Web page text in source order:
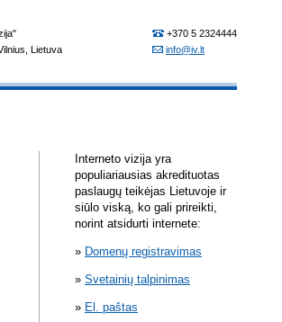
Interneto vizija yra
populiariausias akredituotas
paslaugų teikėjas Lietuvoje ir
siūlo viską, ko gali prireikti,
norint atsidurti internete:
Domenų registravimas
Svetainių talpinimas
El. paštas